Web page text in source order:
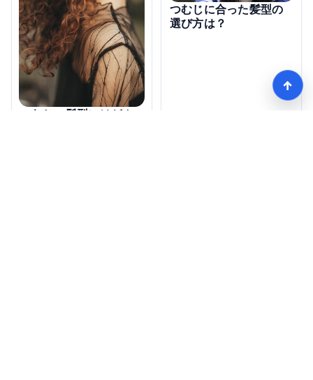
つむじの髪型にはどん
つむじに合った髪型の
選び方は？
↑